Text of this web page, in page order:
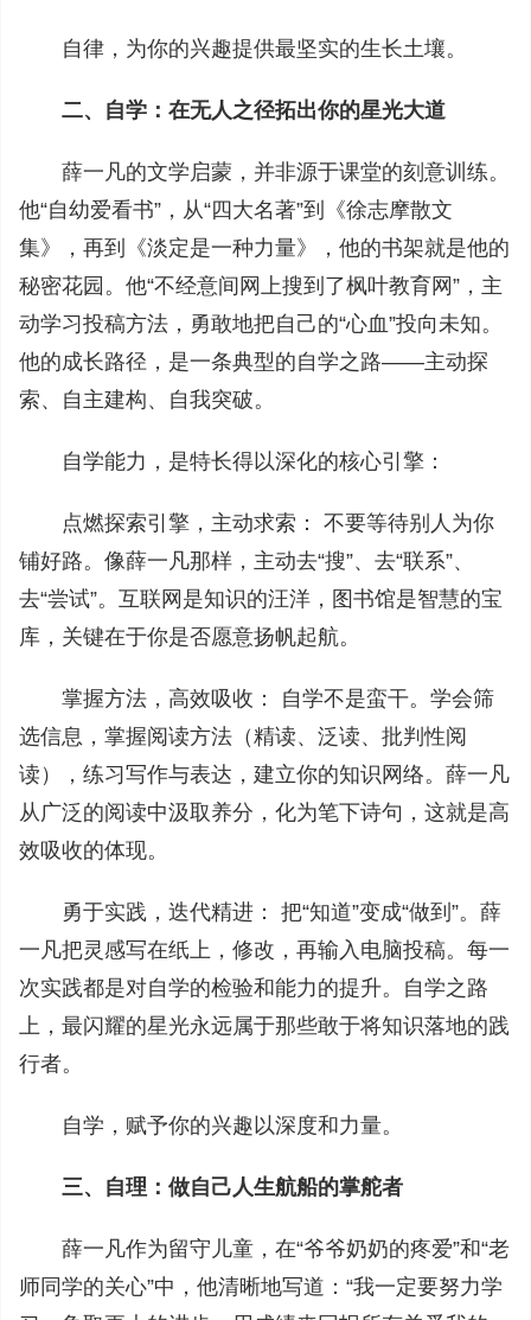
自律，为你的兴趣提供最坚实的生长土壤。
二、自学：在无人之径拓出你的星光大道
薛一凡的文学启蒙，并非源于课堂的刻意训练。
他“自幼爱看书”，从“四大名著”到《徐志摩散文
集》，再到《淡定是一种力量》，他的书架就是他的
秘密花园。他“不经意间网上搜到了枫叶教育网”，主
动学习投稿方法，勇敢地把自己的“心血”投向未知。
他的成长路径，是一条典型的自学之路——主动探
索、自主建构、自我突破。
自学能力，是特长得以深化的核心引擎：
点燃探索引擎，主动求索： 不要等待别人为你
铺好路。像薛一凡那样，主动去“搜”、去“联系”、
去“尝试”。互联网是知识的汪洋，图书馆是智慧的宝
库，关键在于你是否愿意扬帆起航。
掌握方法，高效吸收： 自学不是蛮干。学会筛
选信息，掌握阅读方法（精读、泛读、批判性阅
读），练习写作与表达，建立你的知识网络。薛一凡
从广泛的阅读中汲取养分，化为笔下诗句，这就是高
效吸收的体现。
勇于实践，迭代精进： 把“知道”变成“做到”。薛
一凡把灵感写在纸上，修改，再输入电脑投稿。每一
次实践都是对自学的检验和能力的提升。自学之路
上，最闪耀的星光永远属于那些敢于将知识落地的践
行者。
自学，赋予你的兴趣以深度和力量。
三、自理：做自己人生航船的掌舵者
薛一凡作为留守儿童，在“爷爷奶奶的疼爱”和“老
师同学的关心”中，他清晰地写道：“我一定要努力学